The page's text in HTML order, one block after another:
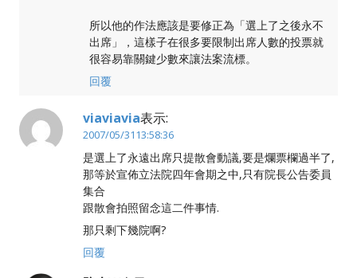
所以他的作法應該是要修正為「選上了之後永不
出席」，這樣子在很多要限制出席人數的投票就
很容易靠關鍵少數來讓法案流標。
回覆
viaviavia表示:
2007/05/3113:58:36
是選上了永遠出席只提散會動議,要是爛票欄過半了,
那等於宣佈立法院四年會期之中,只有院長公告委員
集合
跟散會拍照留念這二件事情.
那只剩下幾院啊?
回覆